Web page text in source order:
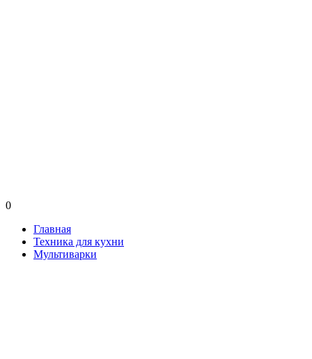
0
Главная
Техника для кухни
Мультиварки